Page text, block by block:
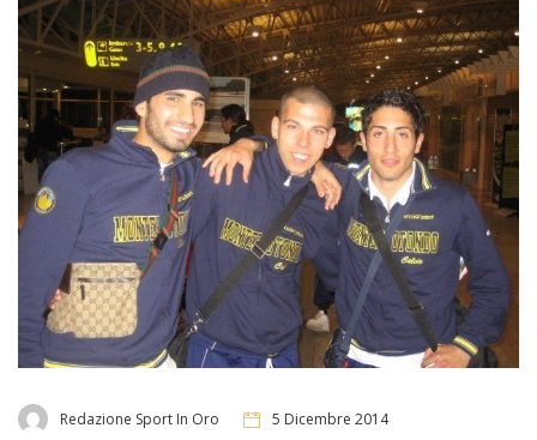
Redazione Sport In Oro 5 Dicembre 2014